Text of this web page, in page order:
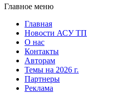
Главное меню
Главная
Новости АСУ ТП
О нас
Контакты
Авторам
Темы на 2026 г.
Партнеры
Реклама